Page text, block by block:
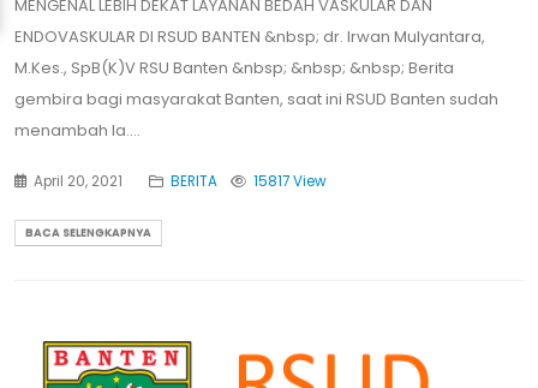
MENGENAL LEBIH DEKAT LAYANAN BEDAH VASKULAR DAN
ENDOVASKULAR DI RSUD BANTEN &nbsp; dr. Irwan Mulyantara,
M.Kes., SpB(K)V RSU Banten &nbsp; &nbsp; &nbsp; Berita
gembira bagi masyarakat Banten, saat ini RSUD Banten sudah
menambah la....
April 20, 2021 BERITA 15817 View
BACA SELENGKAPNYA